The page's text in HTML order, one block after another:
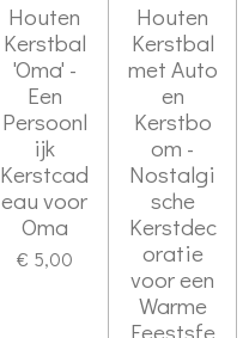
Houten
Kerstbal
'Oma' -
Een
Persoonl
ijk
Kerstcad
eau voor
Oma
€ 5,00
Houten
Kerstbal
met Auto
en
Kerstbo
om -
Nostalgi
sche
Kerstdec
oratie
voor een
Warme
Feestsfe